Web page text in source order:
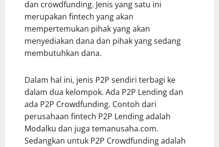
dan crowdfunding. Jenis yang satu ini
merupakan fintech yang akan
mempertemukan pihak yang akan
menyediakan dana dan pihak yang sedang
membutuhkan dana.
Dalam hal ini, jenis P2P sendiri terbagi ke
dalam dua kelompok. Ada P2P Lending dan
ada P2P Crowdfunding. Contoh dari
perusahaan fintech P2P Lending adalah
Modalku dan juga temanusaha.com.
Sedangkan untuk P2P Crowdfunding adalah